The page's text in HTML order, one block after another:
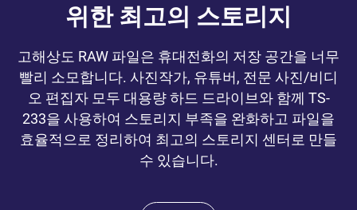
위한 최고의 스토리지
고해상도 RAW 파일은 휴대전화의 저장 공간을 너무
빨리 소모합니다. 사진작가, 유튜버, 전문 사진/비디
오 편집자 모두 대용량 하드 드라이브와 함께 TS-
233을 사용하여 스토리지 부족을 완화하고 파일을
효율적으로 정리하여 최고의 스토리지 센터로 만들
수 있습니다.